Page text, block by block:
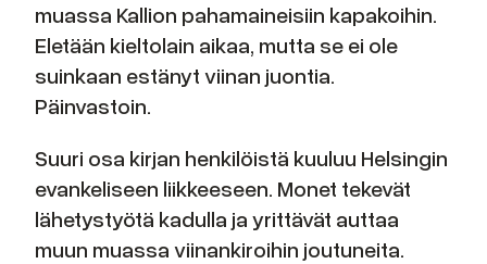
muassa Kallion pahamaineisiin kapakoihin.
Eletään kieltolain aikaa, mutta se ei ole
suinkaan estänyt viinan juontia.
Päinvastoin.
Suuri osa kirjan henkilöistä kuuluu Helsingin
evankeliseen liikkeeseen. Monet tekevät
lähetystyötä kadulla ja yrittävät auttaa
muun muassa viinankiroihin joutuneita.